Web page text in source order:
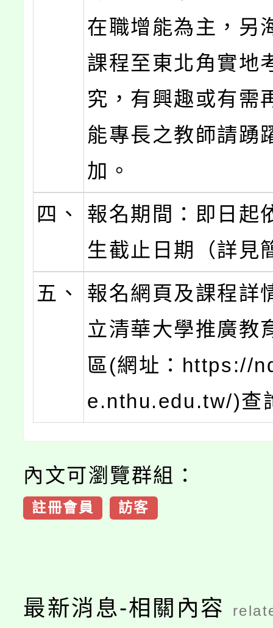
在職增能為主，另
課程至東北角實地
究，有興趣或有需
能專長之教師請踴
加。
四、
報名期間：即日起
生截止日期（詳見
五、
報名網頁及課程詳
立清華大學推廣教
區(網址：https://
e.nthu.edu.tw/)查
內文可瀏覽群組：
註冊會員 訪客
最新消息-相關內容